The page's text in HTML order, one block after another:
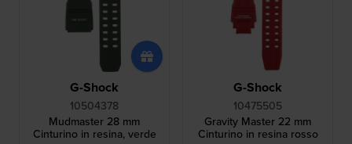
G-Shock
10504378
Mudmaster 28 mm
Cinturino in resina, verde
G-Shock
10475505
Gravity Master 22 mm
Cinturino in resina rosso